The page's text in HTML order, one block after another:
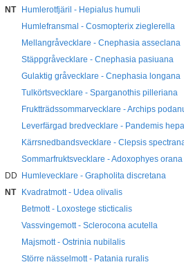
NT
Humlerotfjäril - Hepialus humuli
Humlefransmal - Cosmopterix zieglerella
Mellangråvecklare - Cnephasia asseclana
Stäppgråvecklare - Cnephasia pasiuana
Gulaktig gråvecklare - Cnephasia longana
Tulkörtsvecklare - Sparganothis pilleriana
Fruktträdssommarvecklare - Archips
Leverfärgad bredvecklare - Pandemis
Kärrsnedbandsvecklare - Clepsis
Sommarfruktsvecklare - Adoxophyes orana
DD Humlevecklare - Grapholita discretana
NT
Kvadratmott - Udea olivalis
Betmott - Loxostege sticticalis
Vassvingemott - Sclerocona acutella
Majsmott - Ostrinia nubilalis
Större nässelmott - Patania ruralis